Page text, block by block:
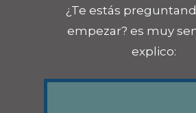
¿Te estás
empezar? es muy
explico: